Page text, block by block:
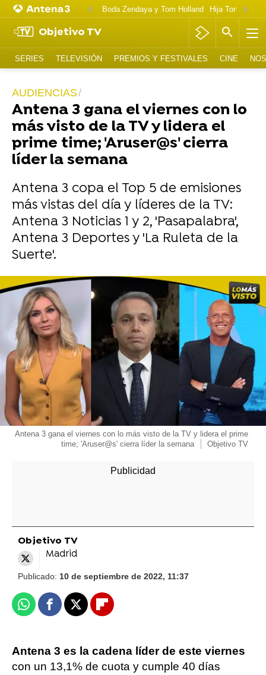
Boda Zendaya y Tom Holland Hija Tom
Objetivo TV
SERIES TELEVISIÓN PREMIOS Y FESTIVALES CINE
AUDIENCIAS
Antena 3 gana el viernes con lo
más visto de la TV y lidera el
prime time; 'Aruser@s' cierra
líder la semana
Antena 3 copa el Top 5 de emisiones
más vistas del día y líderes de la TV:
Antena 3 Noticias 1 y 2, 'Pasapalabra',
Antena 3 Deportes y 'La Ruleta de la
Suerte'.
Antena 3 gana el viernes con lo más visto de la TV y lidera el prime
time; 'Aruser@s' cierra líder la semana
Objetivo TV
Objetivo TV
Madrid
Publicado: 10 de septiembre de 2022, 11:37
WhatsappFacebook
X Flipboard
Antena 3 es la cadena líder de este viernes
con un 13,1% de cuota y cumple 40 días